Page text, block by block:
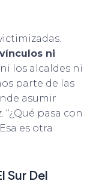
ni
ni los alcaldes ni
parte de las
asumir
pasa con
es otra
Sur Del